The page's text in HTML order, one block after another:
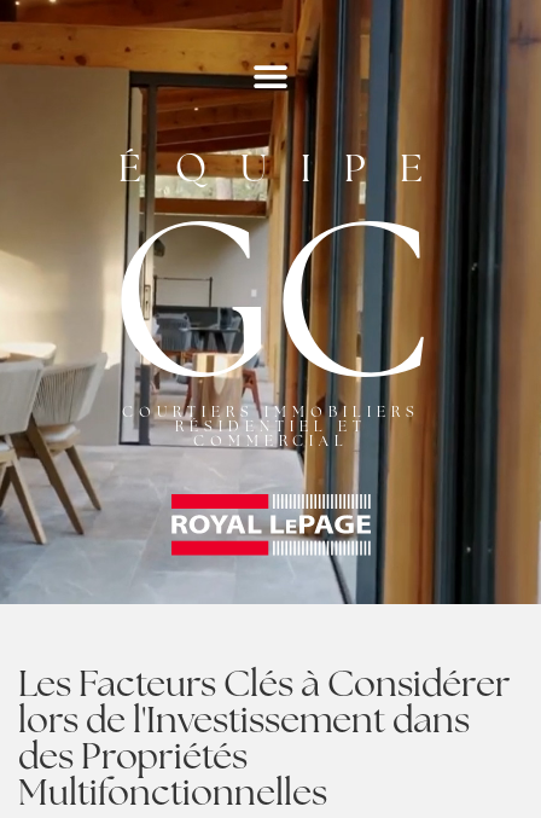
ÉQUIPE
GC
COURTIERS IMMOBILIERS
RÉSIDENTIEL ET
COMMERCIAL
Les Facteurs Clés à Considérer
lors de l'Investissement dans
des Propriétés
Multifonctionnelles